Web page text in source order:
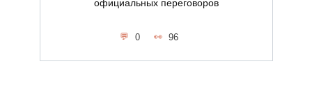
официальных переговоров
0 96